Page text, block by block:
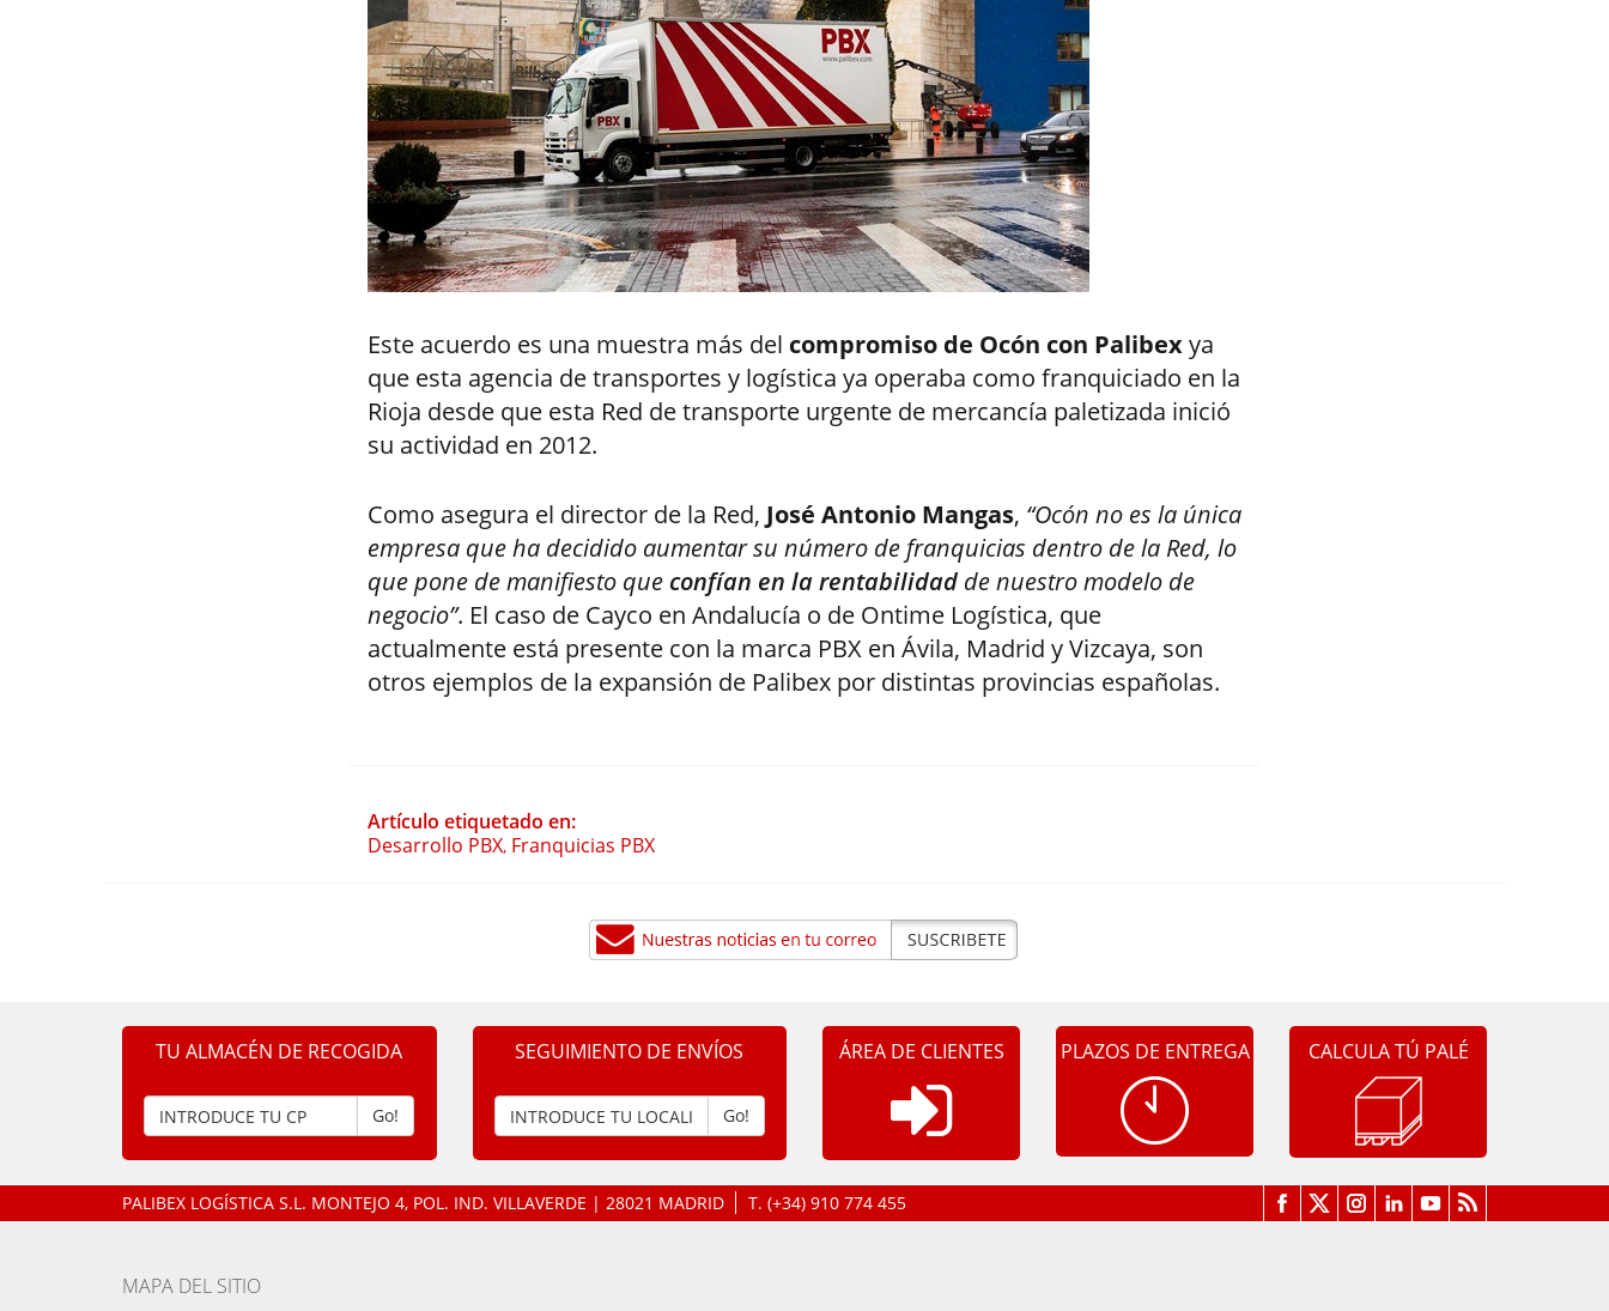
Este acuerdo es una muestra más del compromiso de Ocón con Palibexya
que esta agencia de transportes y logística ya operaba como franquiciado en la
Rioja desde que esta Red de transporte urgente de mercancía paletizada inició
su actividad en 2012.
Como asegura el director de la Red, José Antonio Mangas, “Ocón no es la única
empresa que ha decidido aumentar su número de franquicias dentro de la Red, lo
que pone de manifiesto que confían en la rentabilidad de nuestro modelo de
negocio”. El caso de Cayco en Andalucía o de Ontime Logística, que
actualmente está presente con la marca PBX en Ávila, Madrid y Vizcaya, son
otros ejemplos de la expansión de Palibex por distintas provincias españolas.
Artículo etiquetado en:
Desarrollo PBX, Franquicias PBX
TU ALMACÉN DE RECOGIDA
Go!
SEGUIMIENTO DE ENVÍOS
Go!
ÁREA DE CLIENTES PLAZOS DE ENTREGA CALCULA TÚ PALÉ
PALIBEX LOGÍSTICA S.L. MONTEJO 4, POL. IND. VILLAVERDE | 28021 MADRID T. (+34) 910 774 455
MAPA DEL SITIO